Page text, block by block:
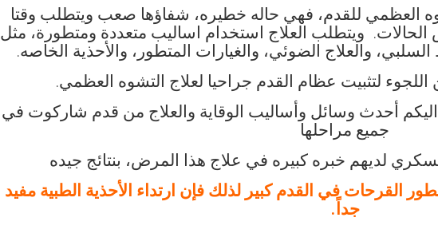
العظمي للقدم، فهي حاله خطيره، شفاؤها صعب ويتطلب وقتا
الحالات. ويتطلب العلاج استخدام اساليب متعددة ومتطورة، مثل
والعلاج الضوئي، والغيارات المتطور، والأحذية الخاصه.
لتثبيت عظام القدم جراحيا لعلاج التشوه العظمي.
أحدث وسائل وأساليب الوقاية والعلاج من قدم شاركوت في
جميع مراحلها
لديهم خبره كبيره في علاج هذا المرض، بنتائج جيده
تطور القرحات في القدم كبير لذلك فإن ارتداء الأحذية الطبية مفيد
جداً.